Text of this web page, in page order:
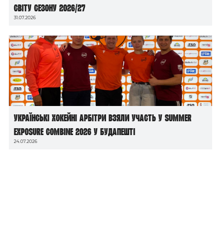
світу сезону 2026/27
31.07.2026
Українські хокейні арбітри взяли участь у Summer
Exposure Combine 2026 у Будапешті
24.07.2026